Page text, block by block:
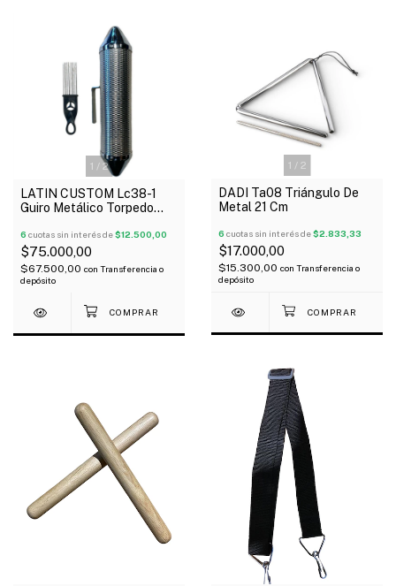
1 / 2
LATIN CUSTOM Lc38-1
Guiro Metálico Torpedo
6 cuotas sin interés de$12.500,00
$75.000,00
$67.500,00 con Transferencia o
depósito
1 / 2
DADI Ta08 Triángulo De
Metal 21 Cm
6 cuotas sin interés de$2.833,33
$17.000,00
$15.300,00 con Transferencia o
depósito